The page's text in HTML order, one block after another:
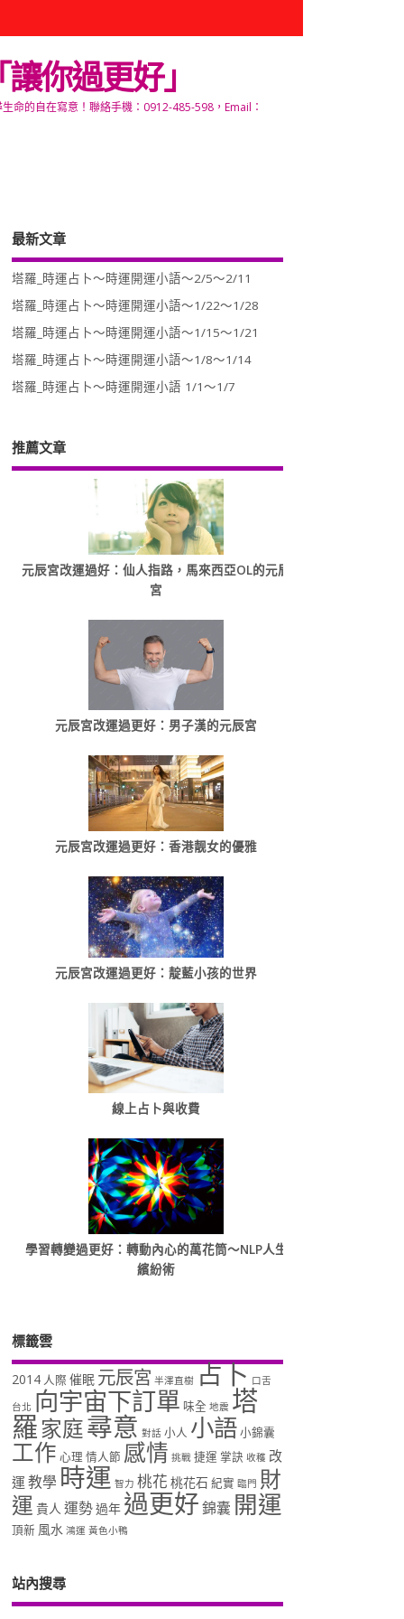
你過更好」
命的自在寫意！聯絡手機：0912-485-598，Email：
最新文章
塔羅_時運占卜～時運開運小語～2/5～2/11
塔羅_時運占卜～時運開運小語～1/22～1/28
塔羅_時運占卜～時運開運小語～1/15～1/21
塔羅_時運占卜～時運開運小語～1/8～1/14
塔羅_時運占卜～時運開運小語 1/1～1/7
推薦文章
元辰宮改運過好：仙人指路，馬來西亞OL的元辰
宮
元辰宮改運過更好：男子漢的元辰宮
元辰宮改運過更好：香港靓女的優雅
元辰宮改運過更好：靛藍小孩的世界
線上占卜與收費
學習轉變過更好：轉動內心的萬花筒～NLP人生
繽紛術
標籤雲
2014 人際 催眠 元辰宮 半澤直樹 占卜 口舌
台北 向宇宙下訂單 味全 地震 塔
羅家庭尋意 對話 小人 小語 小錦囊
工作 心理 情人節 感情 挑戰 捷運 掌訣 收穫 改
運 教學 時運 智力 桃花 桃花石 紀實 臨門 財
運 貴人 運勢過年 過更好錦囊 開運
頂新 風水 鴻運 黃色小鴨
站內搜尋